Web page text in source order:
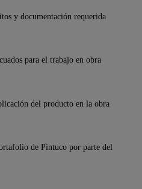
y documentación requerida
para el trabajo en obra
del producto en la obra
de Pintuco por parte del